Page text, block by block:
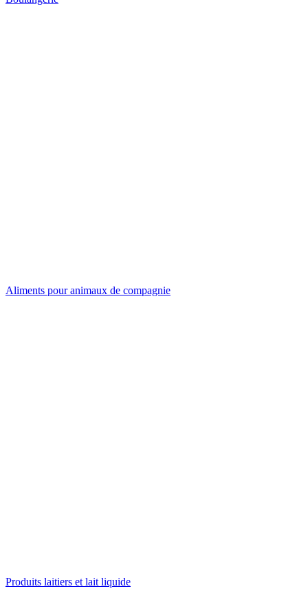
Aliments pour animaux de compagnie
Produits laitiers et lait liquide